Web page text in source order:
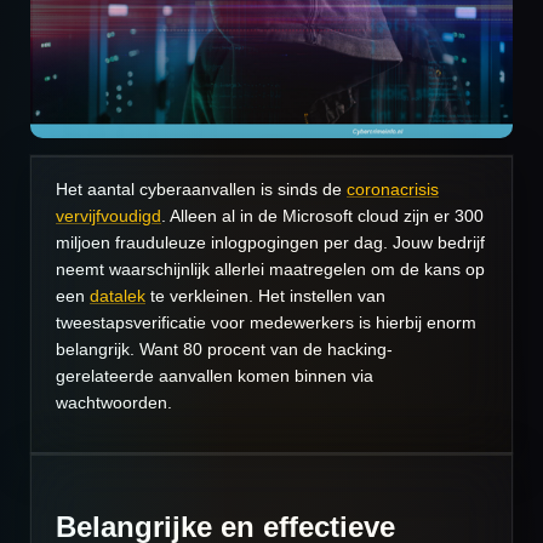
Het aantal cyberaanvallen is sinds de coronacrisis
vervijfvoudigd. Alleen al in de Microsoft cloud zijn er 300
miljoen frauduleuze inlogpogingen per dag. Jouw bedrijf
neemt waarschijnlijk allerlei maatregelen om de kans op
een datalek te verkleinen. Het instellen van
tweestapsverificatie voor medewerkers is hierbij enorm
belangrijk. Want 80 procent van de hacking-
gerelateerde aanvallen komen binnen via
wachtwoorden.
Belangrijke en effectieve